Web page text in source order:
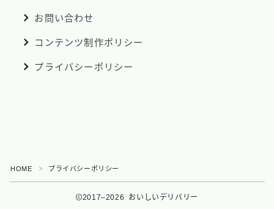
お問い合わせ
コンテンツ制作ポリシー
プライバシーポリシー
HOME ＞ プライバシーポリシー
2017–2026 おいしいデリバリー